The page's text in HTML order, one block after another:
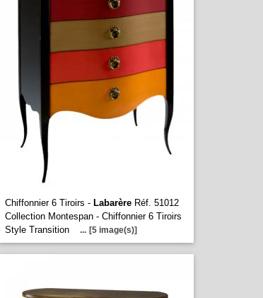
Chiffonnier 6 Tiroirs - Labarère Réf. 51012
Collection Montespan - Chiffonnier 6 Tiroirs
Style Transition
... [5 image(s)]